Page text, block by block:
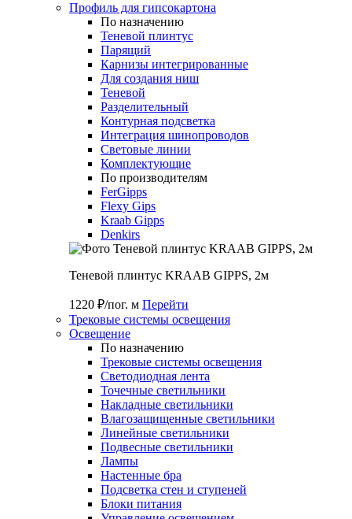
Профиль для гипсокартона
По назначению
Теневой плинтус
Парящий
Карнизы интегрированные
Для создания ниш
Теневой
Разделительный
Контурная подсветка
Интеграция шинопроводов
Световые линии
Комплектующие
По производителям
FerGipps
Flexy Gips
Kraab Gipps
Denkirs
Теневой плинтус KRAAB GIPPS, 2м
1220 ₽/пог. м Перейти
Трековые системы освещения
Освещение
По назначению
Трековые системы освещения
Светодиодная лента
Точечные светильники
Накладные светильники
Влагозащищенные светильники
Линейные светильники
Подвесные светильники
Лампы
Настенные бра
Подсветка стен и ступеней
Блоки питания